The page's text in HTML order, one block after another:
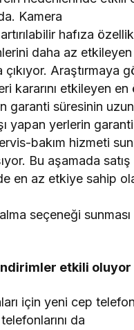
Kamera
hafıza
daha az
çıkıyor. Araştırmaya
kararını etkileyen
garanti süresinin
yapan yerlerin
bakım hizmeti
Bu aşamada satış
en az etkiye sahip
seçeneği
etkili oluyor
için yeni cep
da